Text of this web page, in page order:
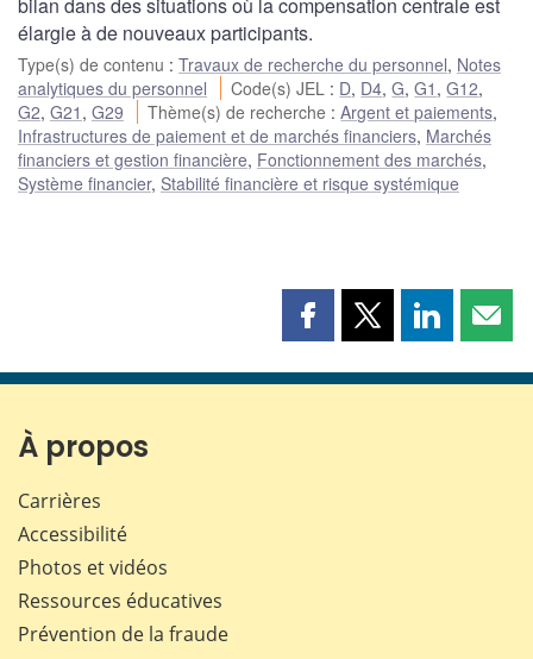
élargie à de nouveaux participants.
Type(s) de contenu : Travaux de recherche du personnel, Notes
analytiques du personnel
Code(s) JEL : D, D4,G,G1 ,G12,
G2, G21 , G29 Thème(s) de recherche :Argent et paiements,
Infrastructures de paiement et de marchés financiers, Marchés
financiers et gestion financière, Fonctionnement des marchés,
Système financier, Stabilité financière et risque systémique
Partager
page
Partager
page
Partager
page page
À propos
Carrières
Accessibilité
Photos et vidéos
Ressources éducatives
Prévention de la fraude